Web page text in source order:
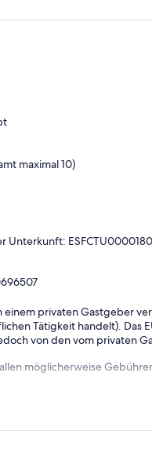
maximal 10)
Unterkunft:
privaten Gastgeber
Tätigkeit handelt). Das
von den vom privaten
möglicherweise